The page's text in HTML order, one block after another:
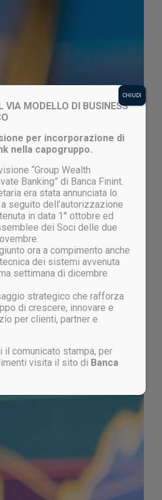
VIA MODELLO DI BUSINESS
per incorporazione di
nella capogruppo.
“Group Wealth
Banking” di Banca Finint.
era stata annunciata lo
seguito dell’autorizzazione
in data 1° ottobre ed
dei Soci delle due
ora a compimento anche
dei sistemi avvenuta
settimana di dicembre
strategico che rafforza
di crescere, innovare e
per clienti, partner e
il comunicato stampa, per
visita il sito di Banca
CHIUDI